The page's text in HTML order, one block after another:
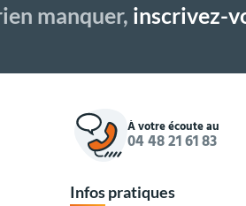
manquer, inscrivez-
À votre écoute au
04 48 21 61 83
Infos pratiques